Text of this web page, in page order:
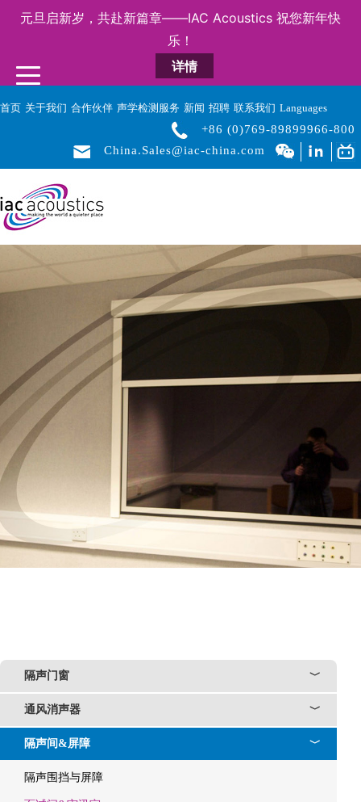
元旦启新岁，共赴新篇章——IAC Acoustics 祝您新年快
乐！
详情
首页 关于我们 合作伙伴 声学检测服务 新闻 招聘 联系我们 Languages
+86 (0)769-89899966-800
China.Sales@iac-china.com
﹀
隔声门窗
﹀
通风消声器
﹀
隔声间&屏障
隔声围挡与屏障